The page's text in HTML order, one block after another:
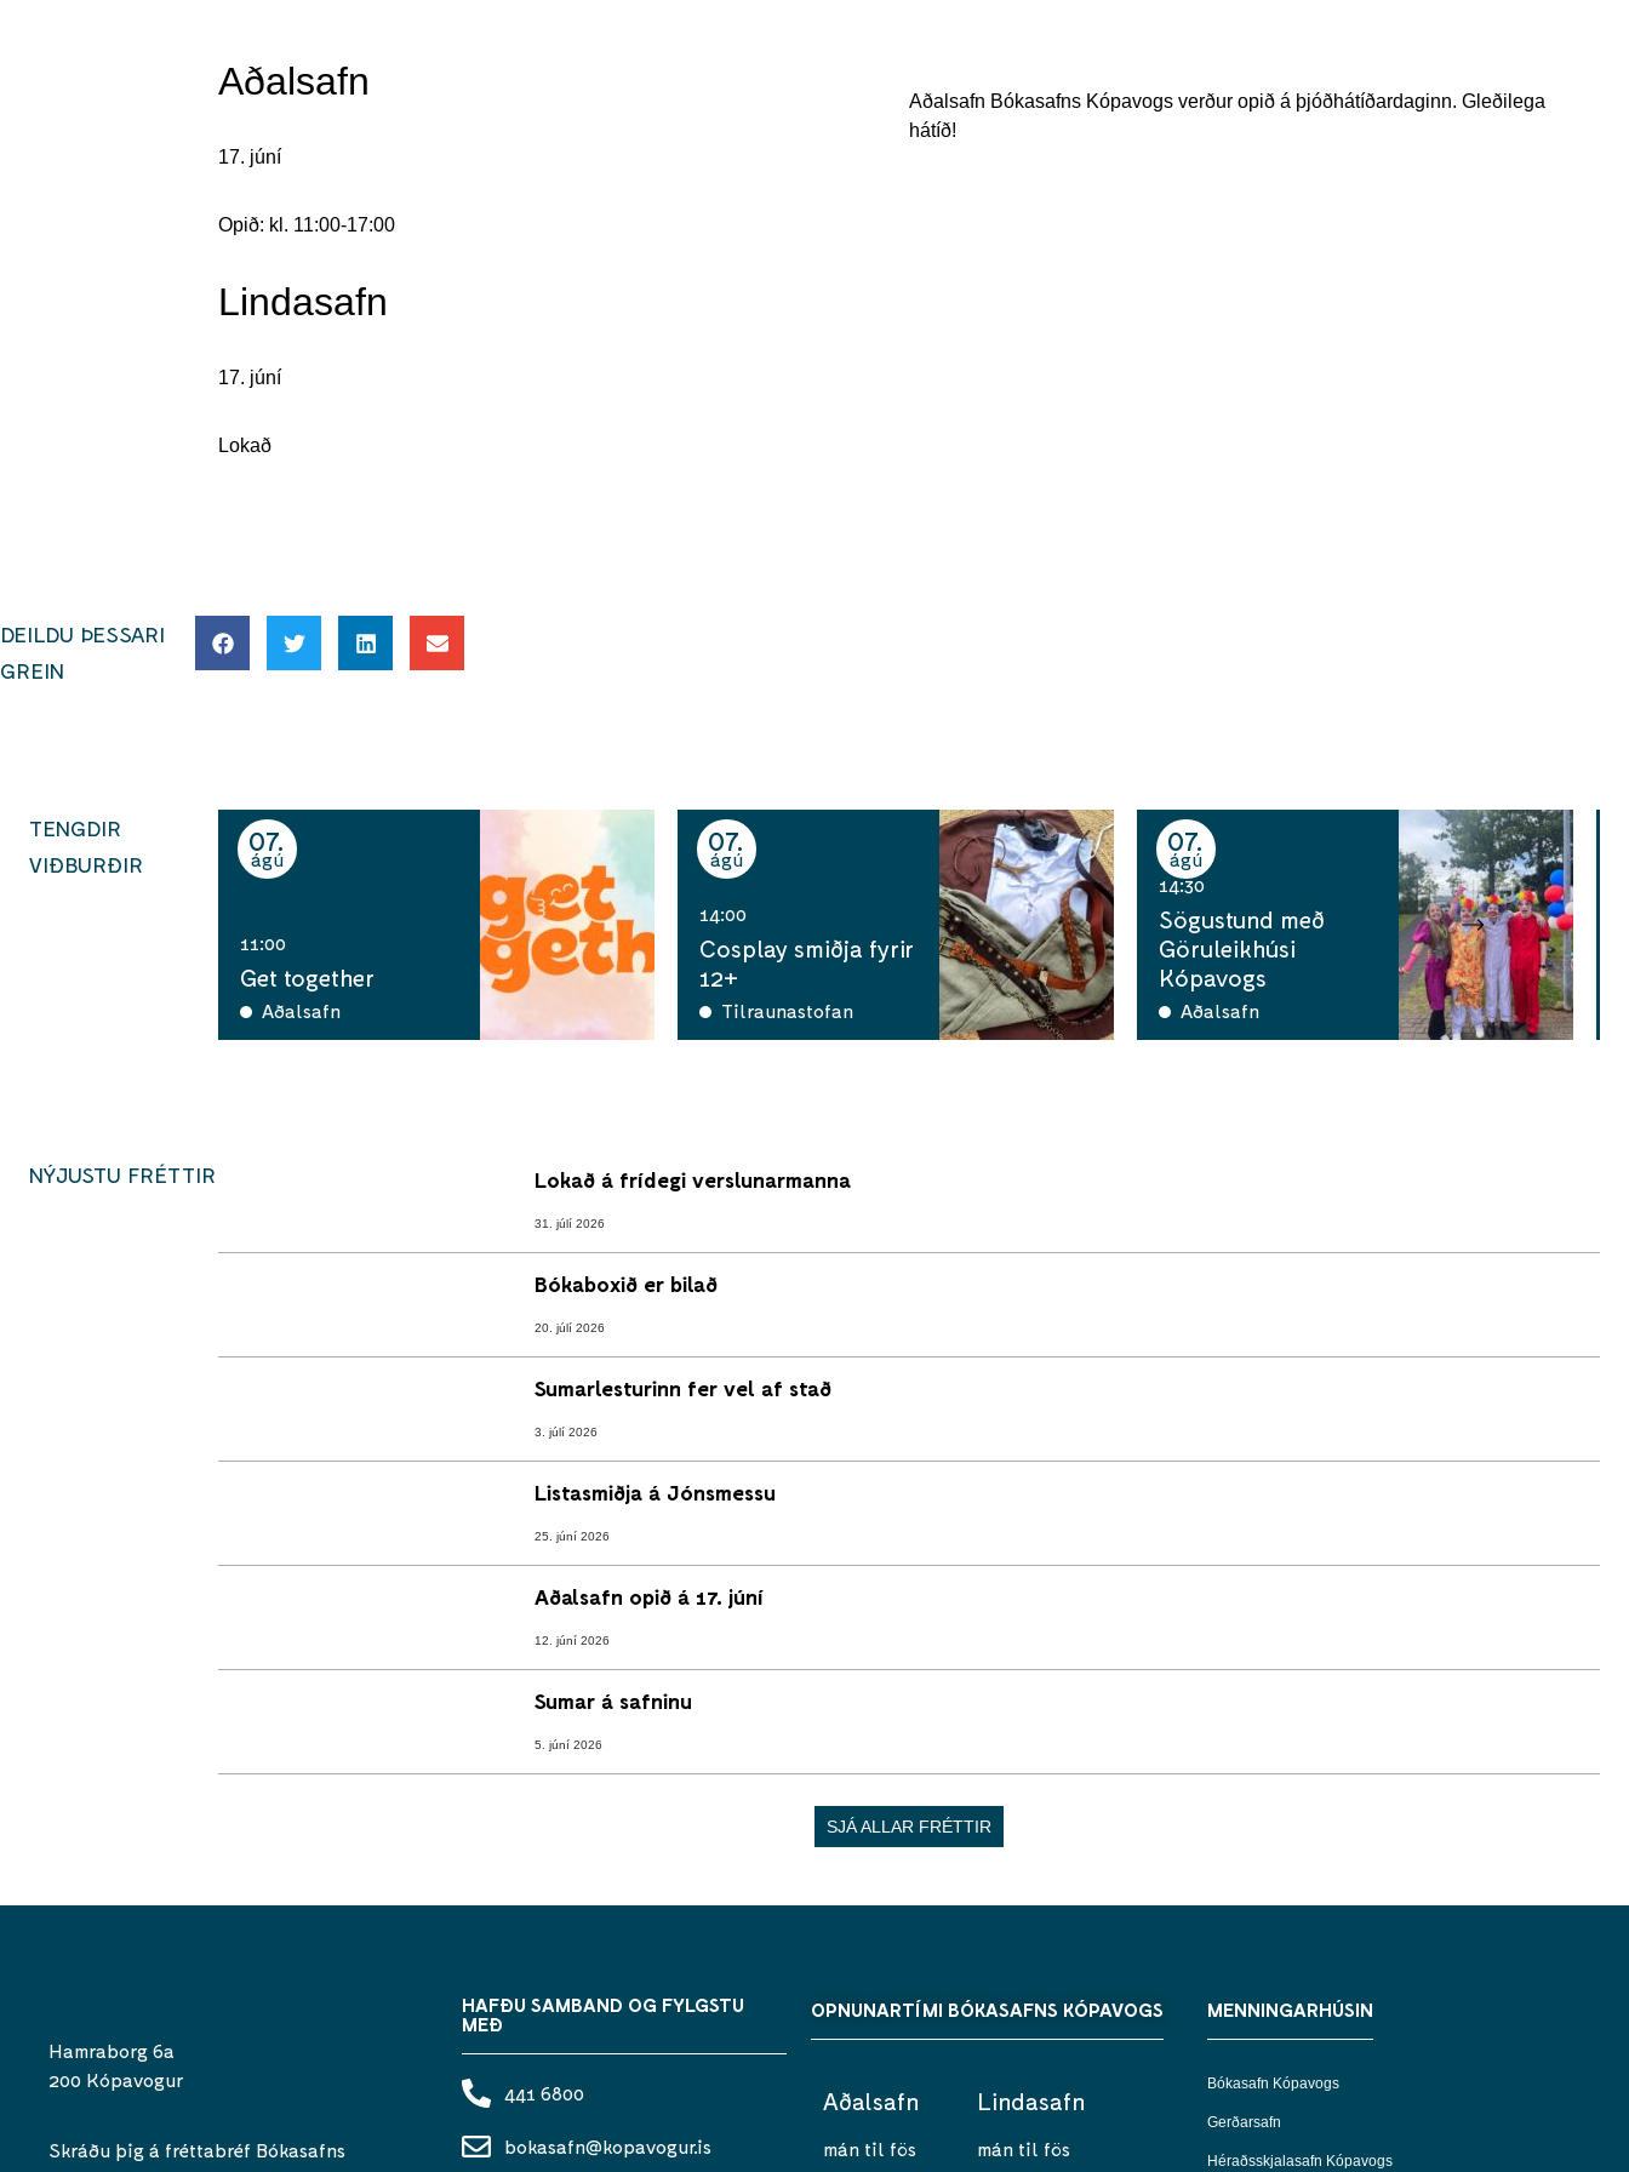
Aðalsafn
17. júní
Opið: kl. 11:00-17:00
Lindasafn
17. júní
Lokað
Aðalsafn Bókasafns Kópavogs verður opið á þjóðhátíðardaginn. Gleðilega
hátíð!
DEILDU ÞESSARI
GREIN
TENGDIR
VIÐBURÐIR
07
ágú
11:00
Get together
Aðalsafn
07
ágú
14:00
Cosplay smiðja fyrir
12+
Tilraunastofan
07
ágú
14:30
Sögustund með
Göruleikhúsi
Kópavogs
Aðalsafn
NÝJUSTU FRÉTTIR Lokað á frídegi verslunarmanna
31. júlí 2026
Bókaboxið er bilað
20. júlí 2026
Sumarlesturinn fer vel af stað
3. júlí 2026
Listasmiðja á Jónsmessu
25. júní 2026
Aðalsafn opið á 17. júní
12. júní 2026
Sumar á safninu
5. júní 2026
SJÁ ALLAR FRÉTTIR
Hamraborg 6a
200 Kópavogur
Skráðu þig á fréttabréf Bókasafns
HAFÐU SAMBAND OG FYLGSTU
MEÐ
441 6800
bokasafn@kopavogur.is
OPNUNARTÍMI BÓKASAFNS KÓPAVOGS
Aðalsafn
mán til fös
Lindasafn
mán til fös
MENNINGARHÚSIN
Bókasafn Kópavogs
Gerðarsafn
Héraðsskjalasafn Kópavogs